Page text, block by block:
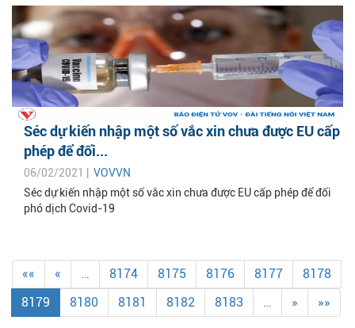
Séc dự kiến nhập một số vắc xin chưa được EU cấp
phép để đối...
06/02/2021 | VOVVN
Séc dự kiến nhập một số vắc xin chưa được EU cấp phép để đối
phó dịch Covid-19
«« « … 8174 8175 8176 8177
8178
8179
8180 8181 8182 8183 … » »»